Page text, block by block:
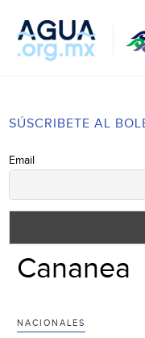
SÚSCRIBETE AL
Email
Cananea
NACIONALES